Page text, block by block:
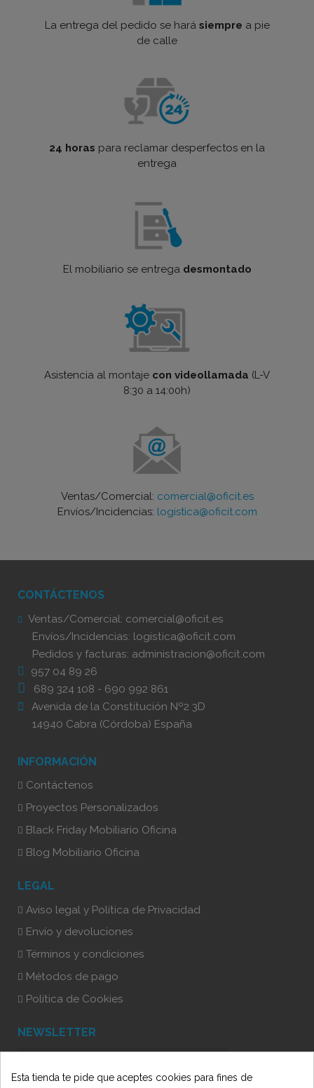
La entrega del pedido se hará siempre a pie
de calle
24 horas para reclamar desperfectos en la
entrega
El mobiliario se entrega desmontado
Asistencia al montaje con videollamada (L-V
8:30 a 14:00h)
Ventas/Comercial: comercial@oficit.es
Envíos/Incidencias: logistica@oficit.com
CONTÁCTENOS
Ventas/Comercial: comercial@oficit.es
Envíos/Incidencias: logistica@oficit.com
Pedidos y facturas: administracion@oficit.com
957 04 89 26
689 324 108 - 690 992 861
Avenida de la Constitución Nº2 3D
14940 Cabra (Córdoba) España
INFORMACIÓN
Contáctenos
Proyectos Personalizados
Black Friday Mobiliario Oficina
Blog Mobiliario Oficina
LEGAL
Aviso legal y Política de Privacidad
Envío y devoluciones
Términos y condiciones
Métodos de pago
Política de Cookies
NEWSLETTER
Esta tienda te pide que aceptes cookies para fines de